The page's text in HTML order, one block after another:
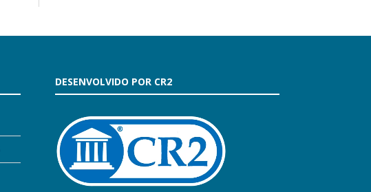
DESENVOLVIDO POR CR2